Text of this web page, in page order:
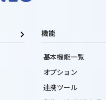
機能
基本機能一覧
オプション
連携ツール